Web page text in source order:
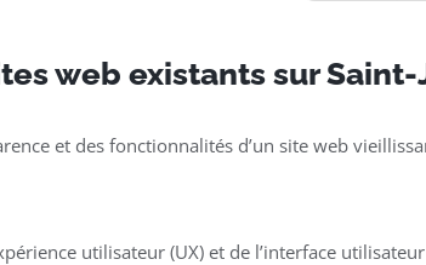
web existants sur
et des fonctionnalités d’un site web
utilisateur (UX) et de l’interface